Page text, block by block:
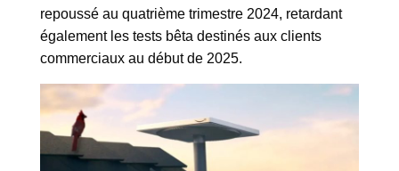
repoussé au quatrième trimestre 2024, retardant
également les tests bêta destinés aux clients
commerciaux au début de 2025.